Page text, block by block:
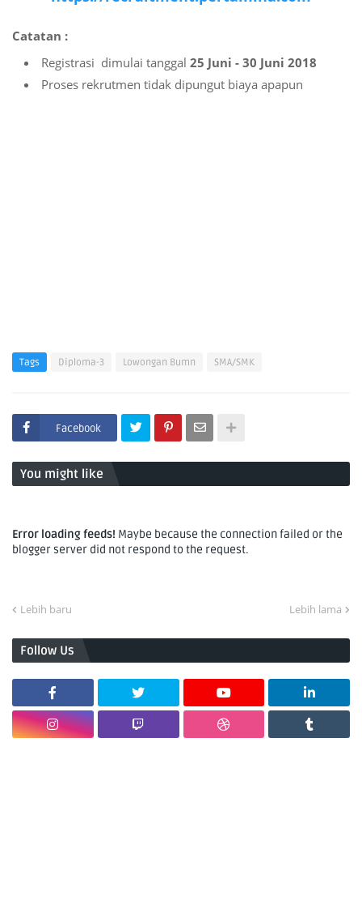
Catatan :
Registrasi dimulai tanggal 25 Juni - 30 Juni 2018
Proses rekrutmen tidak dipungut biaya apapun
Tags Diploma-3 Lowongan Bumn SMA/SMK
Facebook
You might like
Error loading feeds! Maybe because the connection failed or the
blogger server did not respond to the request.
Lebih baru Lebih lama
Follow Us